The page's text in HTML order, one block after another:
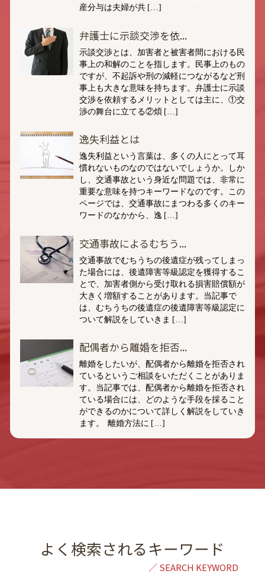
産分与は夫婦が共 […]
弁護士に示談交渉を依...
示談交渉とは、加害者と被害者間における民
事上の和解のことを指します。民事上のもの
ですが、不起訴や刑の減軽につながるなど刑
事上も大きな意味を持ちます。弁護士に示談
交渉を依頼するメリットとしては主に、①交
渉の舞台に立てる②煩 […]
逸失利益とは
逸失利益という言葉は、多くの人にとって耳
慣れないものなのではないでしょうか。しか
し、交通事故という身近な問題では、非常に
重要な意味を持つキーワードなのです。この
ページでは、交通事故にまつわる多くのキー
ワードのなかから、逸 […]
交通事故によるむちう...
交通事故でむちうちの後遺症が残ってしまっ
た場合には、後遺障害等級認定を獲得するこ
とで、加害者側から受け取れる損害賠償額が
大きく増額することがあります。当記事で
は、むちうちの後遺症の後遺障害等級認定に
ついて解説をしていきま […]
配偶者から離婚を拒否...
離婚をしたいが、配偶者から離婚を拒否され
ているというご相談をいただくことがありま
す。当記事では、配偶者から離婚を拒否され
ている場合には、どのような手段を採ること
ができるのかについて詳しく解説をしていき
ます。 離婚方法に […]
よく検索されるキーワード